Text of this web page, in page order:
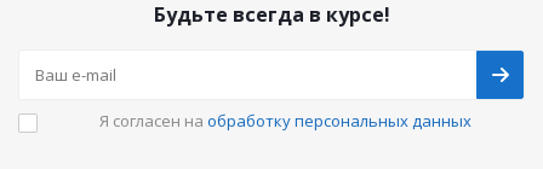
Будьте всегда в курсе!
Я согласен на обработку персональных данных